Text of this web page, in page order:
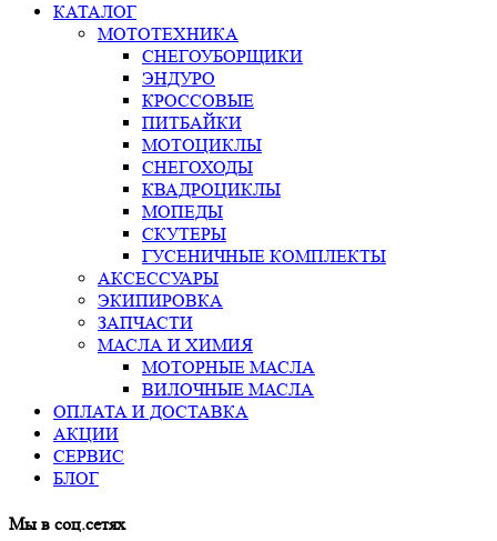
КАТАЛОГ
МОТОТЕХНИКА
СНЕГОУБОРЩИКИ
ЭНДУРО
КРОССОВЫЕ
ПИТБАЙКИ
МОТОЦИКЛЫ
СНЕГОХОДЫ
КВАДРОЦИКЛЫ
МОПЕДЫ
СКУТЕРЫ
ГУСЕНИЧНЫЕ КОМПЛЕКТЫ
АКСЕССУАРЫ
ЭКИПИРОВКА
ЗАПЧАСТИ
МАСЛА И ХИМИЯ
МОТОРНЫЕ МАСЛА
ВИЛОЧНЫЕ МАСЛА
ОПЛАТА И ДОСТАВКА
АКЦИИ
СЕРВИС
БЛОГ
Мы в соц.сетях